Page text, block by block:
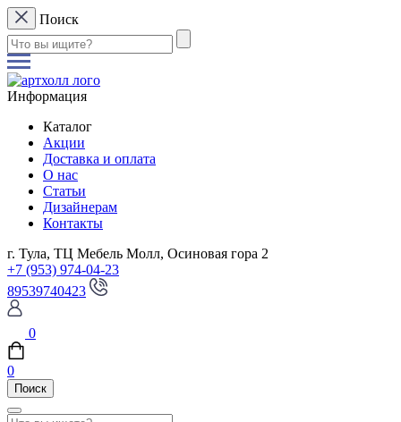
Поиск
Информация
Каталог
Акции
Доставка и оплата
О нас
Статьи
Дизайнерам
Контакты
г. Тула, ТЦ Мебель Молл, Осиновая гора 2
+7 (953) 974-04-23
89539740423
0
0
Поиск